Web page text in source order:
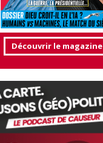
Découvrir le magazine